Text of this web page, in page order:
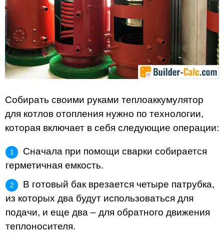
Собирать своими руками теплоаккумулятор
для котлов отопления нужно по технологии,
которая включает в себя следующие операции:
Сначала при помощи сварки собирается
герметичная емкость.
В готовый бак врезается четыре патрубка,
из которых два будут использоваться для
подачи, и еще два – для обратного движения
теплоносителя.